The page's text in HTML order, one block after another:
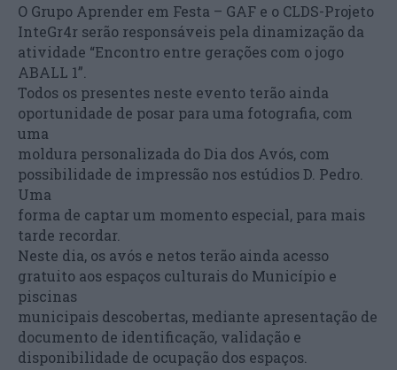
O Grupo Aprender em Festa – GAF e o CLDS-Projeto
InteGr4r serão responsáveis pela dinamização da
atividade “Encontro entre gerações com o jogo
ABALL 1”.
Todos os presentes neste evento terão ainda
oportunidade de posar para uma fotografia, com
uma
moldura personalizada do Dia dos Avós, com
possibilidade de impressão nos estúdios D. Pedro.
Uma
forma de captar um momento especial, para mais
tarde recordar.
Neste dia, os avós e netos terão ainda acesso
gratuito aos espaços culturais do Município e
piscinas
municipais descobertas, mediante apresentação de
documento de identificação, validação e
disponibilidade de ocupação dos espaços.